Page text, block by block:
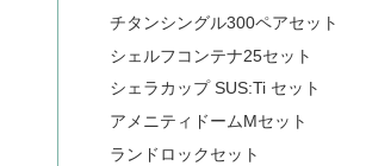
チタンシングル300ペアセット
シェルフコンテナ25セット
シェラカップ SUS:Ti セット
アメニティドームMセット
ランドロックセット